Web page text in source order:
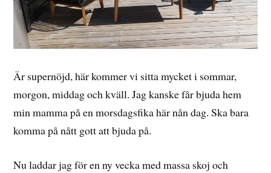
Är supernöjd, här kommer vi sitta mycket i sommar,
morgon, middag och kväll. Jag kanske får bjuda hem
min mamma på en morsdagsfika här nån dag. Ska bara
komma på nått gott att bjuda på.
Nu laddar jag för en ny vecka med massa skoj och